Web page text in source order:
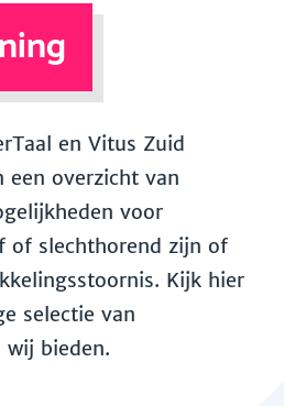
en Vitus Zuid
een overzicht van
voor
of slechthorend zijn of
Kijk hier
selectie van
wij bieden.